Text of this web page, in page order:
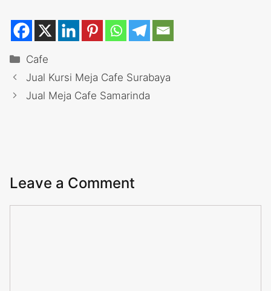
Categories
Cafe
Jual Kursi Meja Cafe Surabaya
Jual Meja Cafe Samarinda
Leave a Comment